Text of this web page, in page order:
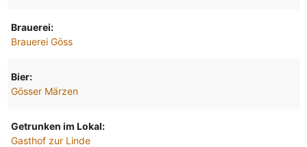
Brauerei:
Brauerei Göss
Bier:
Gösser Märzen
Getrunken im Lokal:
Gasthof zur Linde